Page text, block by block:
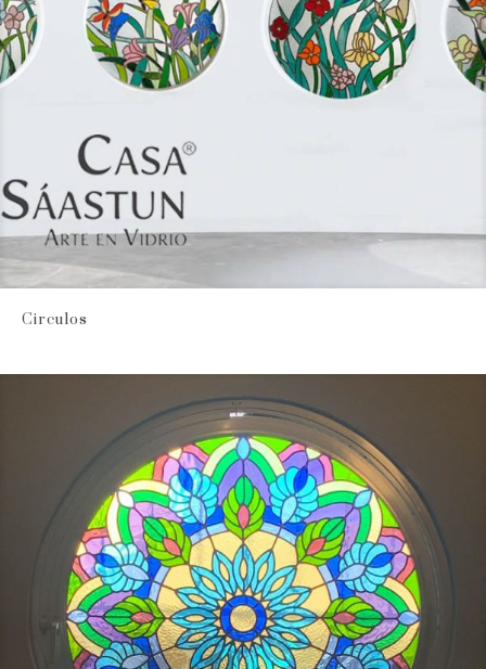
Circulos